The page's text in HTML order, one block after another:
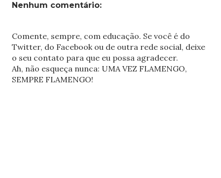
Nenhum comentário:
Comente, sempre, com educação. Se você é do
Twitter, do Facebook ou de outra rede social, deixe
o seu contato para que eu possa agradecer.
Ah, não esqueça nunca: UMA VEZ FLAMENGO,
SEMPRE FLAMENGO!